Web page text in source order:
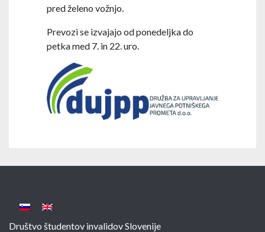
pred želeno vožnjo.
Prevozi se izvajajo od ponedeljka do
petka med 7. in 22. uro.
Društvo študentov invalidov Slovenije